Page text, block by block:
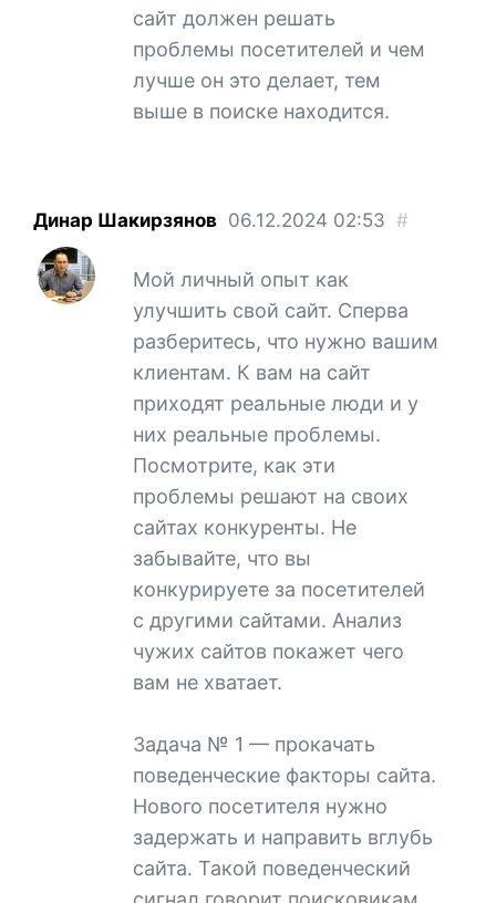
сайт должен решать
проблемы посетителей и чем
лучше он это делает, тем
выше в поиске находится.
Динар Шакирзянов 06.12.2024 02:53 #
Мой личный опыт как
улучшить свой сайт. Сперва
разберитесь, что нужно вашим
клиентам. К вам на сайт
приходят реальные люди и у
них реальные проблемы.
Посмотрите, как эти
проблемы решают на своих
сайтах конкуренты. Не
забывайте, что вы
конкурируете за посетителей
с другими сайтами. Анализ
чужих сайтов покажет чего
вам не хватает.
Задача № 1 — прокачать
поведенческие факторы сайта.
Нового посетителя нужно
задержать и направить вглубь
сайта. Такой поведенческий